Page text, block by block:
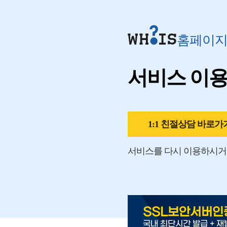
홈페이지
서비스 이
1:1 친절상담 바로가
서비스를 다시 이용하시
SSL보안서버인
국내 최단시간 발급 +